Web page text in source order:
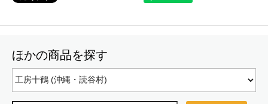
ほかの商品を探す